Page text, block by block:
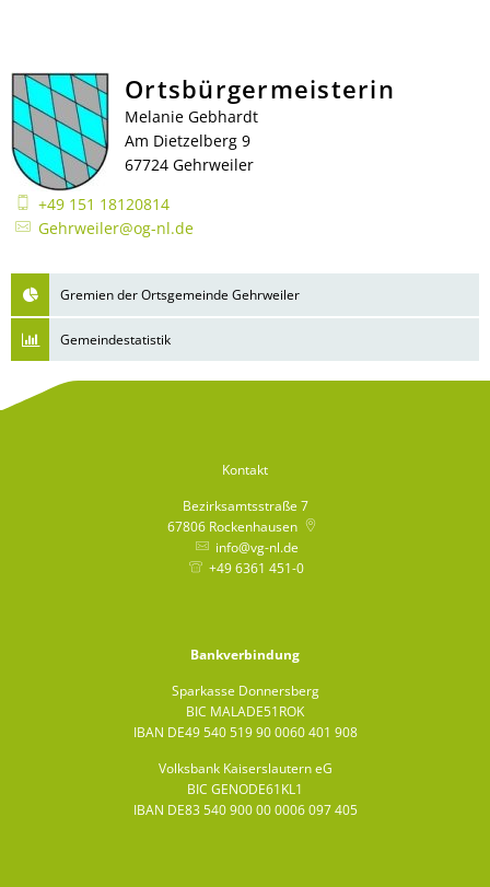
Ortsbürgermeisterin
Melanie Gebhardt
Am Dietzelberg 9
67724 Gehrweiler
+49 151 18120814
Gehrweiler@og-nl.de
Gremien der Ortsgemeinde Gehrweiler
Gemeindestatistik
Kontakt
Bezirksamtsstraße 7
67806 Rockenhausen
info@vg-nl.de
+49 6361 451-0
Bankverbindung
Sparkasse Donnersberg
BIC MALADE51ROK
IBAN DE49 540 519 90 0060 401 908
Volksbank Kaiserslautern eG
BIC GENODE61KL1
IBAN DE83 540 900 00 0006 097 405